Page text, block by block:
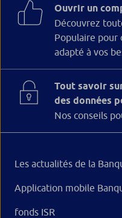
Ouvrir un
Découvrez
Populaire pour
adapté à vos
Tout savoir
des données
Nos conseils
Les actualités de la
Application mobile
fonds ISR